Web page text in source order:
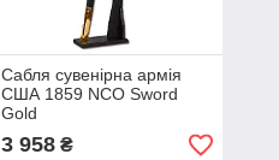
Сабля сувенірна армія
США 1859 NCO Sword
Gold
3 958₴